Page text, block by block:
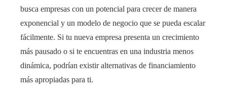
busca empresas con un potencial para crecer de manera
exponencial y un modelo de negocio que se pueda escalar
fácilmente. Si tu nueva empresa presenta un crecimiento
más pausado o si te encuentras en una industria menos
dinámica, podrían existir alternativas de financiamiento
más apropiadas para ti.